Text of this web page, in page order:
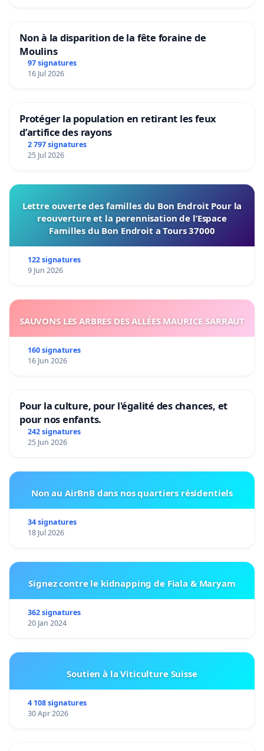
Non à la disparition de la fête foraine de
Moulins
97 signatures
16 Jul 2026
Protéger la population en retirant les feux
d’artifice des rayons
2 797 signatures
25 Jul 2026
Lettre ouverte des familles du Bon Endroit Pour la
reouverture et la perennisation de l’Espace
Familles du Bon Endroit a Tours 37000
122 signatures
9 Jun 2026
SAUVONS LES ARBRES DES ALLÉES MAURICE SARRAUT
160 signatures
16 Jun 2026
Pour la culture, pour l'égalité des chances, et
pour nos enfants.
242 signatures
25 Jun 2026
Non au AirBnB dans nos quartiers résidentiels
34 signatures
18 Jul 2026
Signez contre le kidnapping de Fiala & Maryam
362 signatures
20 Jan 2024
Soutien à la Viticulture Suisse
4 108 signatures
30 Apr 2026